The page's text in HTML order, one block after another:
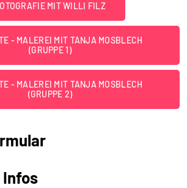
MIT WILLI FILZ
- MALEREI MIT TANJA MOSBLECH
(GRUPPE 1)
- MALEREI MIT TANJA MOSBLECH
(GRUPPE 2)